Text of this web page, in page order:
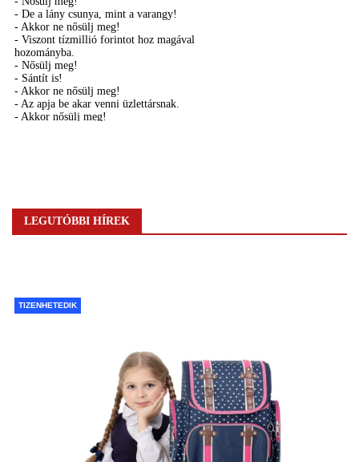
LEGUTÓBBI HÍREK
TIZENHETEDIK